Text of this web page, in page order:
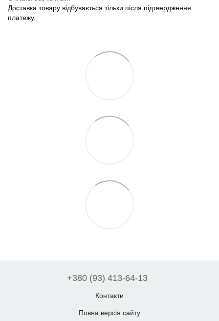
Доставка товару відбувається тільки після підтвердження
платежу.
+380 (93) 413-64-13
Контакти
Повна версія сайту